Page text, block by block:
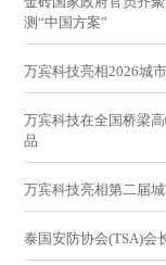
测“中国方案”
万宾科技亮相2026城
万宾科技在全国桥梁
品
万宾科技亮相第二届
泰国安防协会(TSA)会